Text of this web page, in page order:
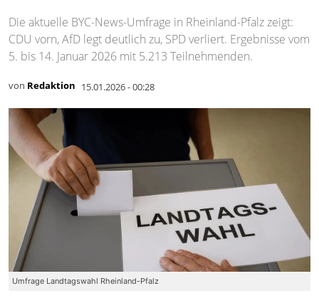
Die aktuelle BYC-News-Umfrage in Rheinland-Pfalz zeigt:
CDU vorn, AfD legt deutlich zu, SPD verliert. Ergebnisse vom
5. bis 14. Januar 2026 mit 5.213 Teilnehmenden.
von Redaktion 15.01.2026 - 00:28
Umfrage Landtagswahl Rheinland-Pfalz